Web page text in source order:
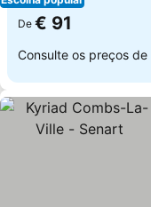
De € 91
Consulte os preços de